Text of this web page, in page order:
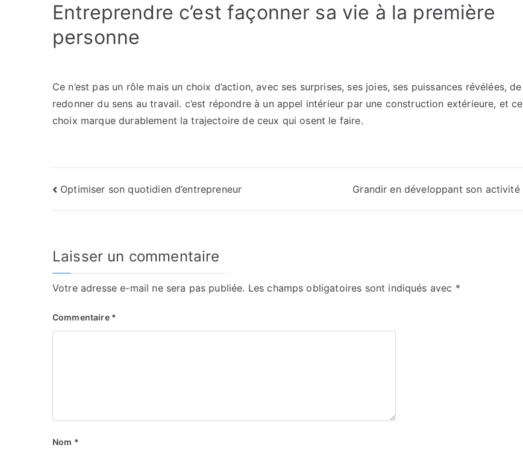
Entreprendre c’est façonner sa vie à la première
personne
Ce n’est pas un rôle mais un choix d’action, avec ses surprises, ses joies, ses puissances révélées, de
redonner du sens au travail. c’est répondre à un appel intérieur par une construction extérieure, et ce
choix marque durablement la trajectoire de ceux qui osent le faire.
Navigation
de
Optimiser son quotidien d’entrepreneur Grandir en développant son activité
Laisser un commentaire
Votre adresse e-mail ne sera pas publiée. Les champs obligatoires sont indiqués avec *
Commentaire *
Nom *